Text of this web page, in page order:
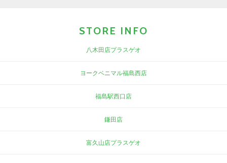
STORE INFO
八木田店プラスゲオ
ヨークベニマル福島西店
福島駅西口店
鎌田店
富久山店プラスゲオ